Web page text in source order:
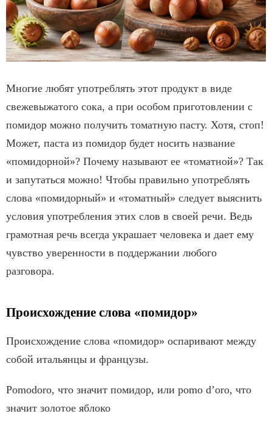
Многие любят употреблять этот продукт в виде
свежевыжатого сока, а при особом приготовлении с
помидор можно получить томатную пасту. Хотя, стоп!
Может, паста из помидор будет носить название
«помидорной»? Почему называют ее «томатной»? Так
и запутаться можно! Чтобы правильно употреблять
слова «помидорный» и «томатный» следует выяснить
условия употребления этих слов в своей речи. Ведь
грамотная речь всегда украшает человека и дает ему
чувство уверенности в поддержании любого
разговора.
Происхождение слова «помидор»
Происхождение слова «помидор» оспаривают между
собой итальянцы и французы.
Pomodoro, что значит помидор, или pomo d’oro, что
значит золотое яблоко